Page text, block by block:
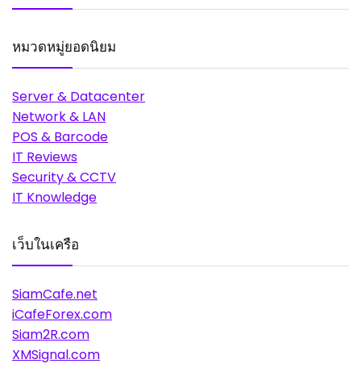
หมวดหมู่ยอดนิยม
Server & Datacenter
Network & LAN
POS & Barcode
IT Reviews
Security & CCTV
IT Knowledge
เว็บในเครือ
SiamCafe.net
iCafeForex.com
Siam2R.com
XMSignal.com